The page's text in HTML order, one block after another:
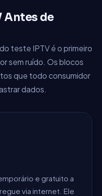
Antes de
teste IPTV é o primeiro
sem ruído. Os blocos
que todo consumidor
dados.
e gratuito a
via internet. Ele